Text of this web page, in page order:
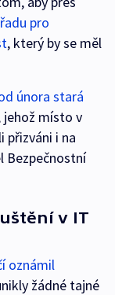
pro
, který by se měl
února stará
jehož místo v
přizváni i na
Bezpečnostní
v IT
oznámil
žádné tajné